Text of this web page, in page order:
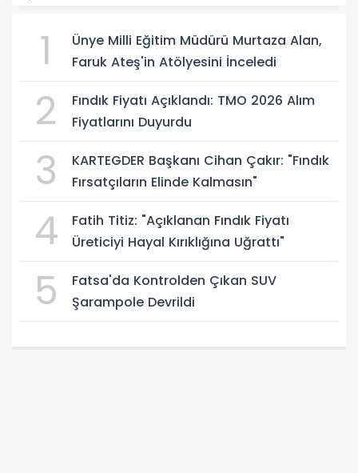
1
Ünye Milli Eğitim Müdürü Murtaza Alan,
Faruk Ateş'in Atölyesini İnceledi
2
Fındık Fiyatı Açıklandı: TMO 2026 Alım
Fiyatlarını Duyurdu
3
KARTEGDER Başkanı Cihan Çakır: "Fındık
Fırsatçıların Elinde Kalmasın"
4
Fatih Titiz: "Açıklanan Fındık Fiyatı
Üreticiyi Hayal Kırıklığına Uğrattı"
5
Fatsa'da Kontrolden Çıkan SUV
Şarampole Devrildi